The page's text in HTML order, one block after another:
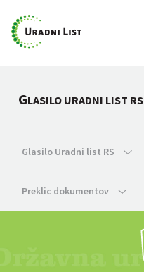
GLASILO URADNI LIST RS
Glasilo Uradni list RS
Preklic dokumentov